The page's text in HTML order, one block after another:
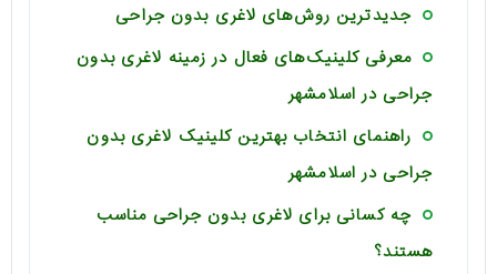
جدیدترین روش‌های لاغری بدون جراحی
معرفی کلینیک‌های فعال در زمینه لاغری بدون
جراحی در اسلامشهر
راهنمای انتخاب بهترین کلینیک لاغری بدون
جراحی در اسلامشهر
چه کسانی برای لاغری بدون جراحی مناسب
هستند؟